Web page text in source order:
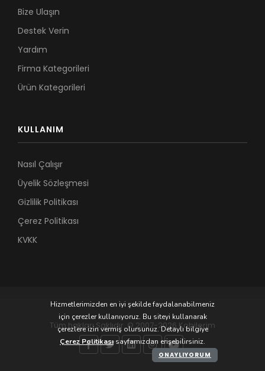
Bize Ulaşın
Destek Verin
Yardım
Firma Kategorileri
Ürün Kategorileri
KULLANIM
Nasıl Çalışır
Üyelik Sözleşmesi
Gizlilik Politikası
Çerez Politikası
KVKK
Tüm hakları Saklıdır. © 2007-2026 Kobilerim
Hizmetlerimizden en iyi şekilde faydalanabilmeniz
için çerezler kullanıyoruz. Bu siteyi kullanarak
çerezlere izin vermiş olursunuz. Detaylı bilgiye
Çerez Politikasısayfamızdan erişebilirsiniz.
ONAYLIYORUM